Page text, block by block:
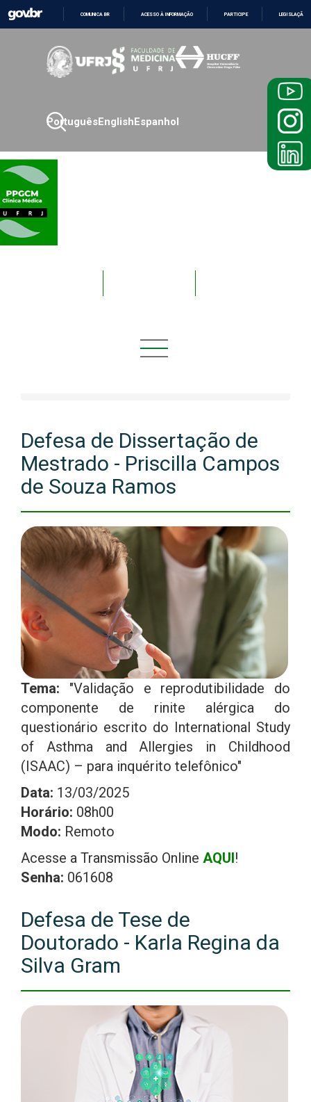
O
CONTEÚDO
COMUNICA BR ACESSO À INFORMAÇÃO PARTICIPE LEGISLAÇÃO
PortuguêsEnglishEspanhol
Defesa de Dissertação de
Mestrado - Priscilla Campos
de Souza Ramos
Tema: "Validação e reprodutibilidade do
componente de rinite alérgica do
questionário escrito do International Study
of Asthma and Allergies in Childhood
(ISAAC) – para inquérito telefônico"
Data: 13/03/2025
Horário: 08h00
Modo: Remoto
Acesse a Transmissão Online AQUI!
Senha: 061608
Defesa de Tese de
Doutorado - Karla Regina da
Silva Gram